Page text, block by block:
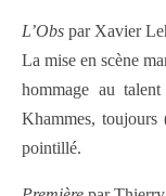
L’Obs par Xavier
La mise en scène
hommage au
Khammes,
pointillé.